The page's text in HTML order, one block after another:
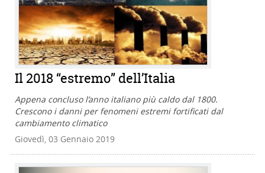
Il 2018 “estremo” dell’Italia
Appena concluso l’anno italiano più caldo dal 1800.
Crescono i danni per fenomeni estremi fortificati dal
cambiamento climatico
Giovedì, 03 Gennaio 2019